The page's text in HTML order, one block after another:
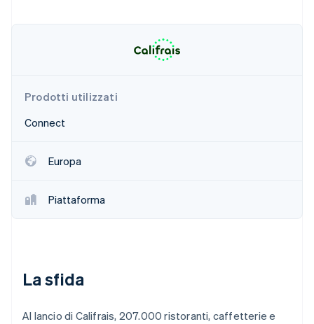
Prevenzione delle frodi
Costituzione di start-up
Rimozione del carbonio
Verifica online dell'identità
Stripe Sessions 2026
Scopri come Stripe sta costruendo l'infrastruttura
Partner
Stripe App Marketplace
Prodotti utilizzati
Connect
Europa
Piattaforma
La sfida
Al lancio di Califrais, 207.000 ristoranti, caffetterie e